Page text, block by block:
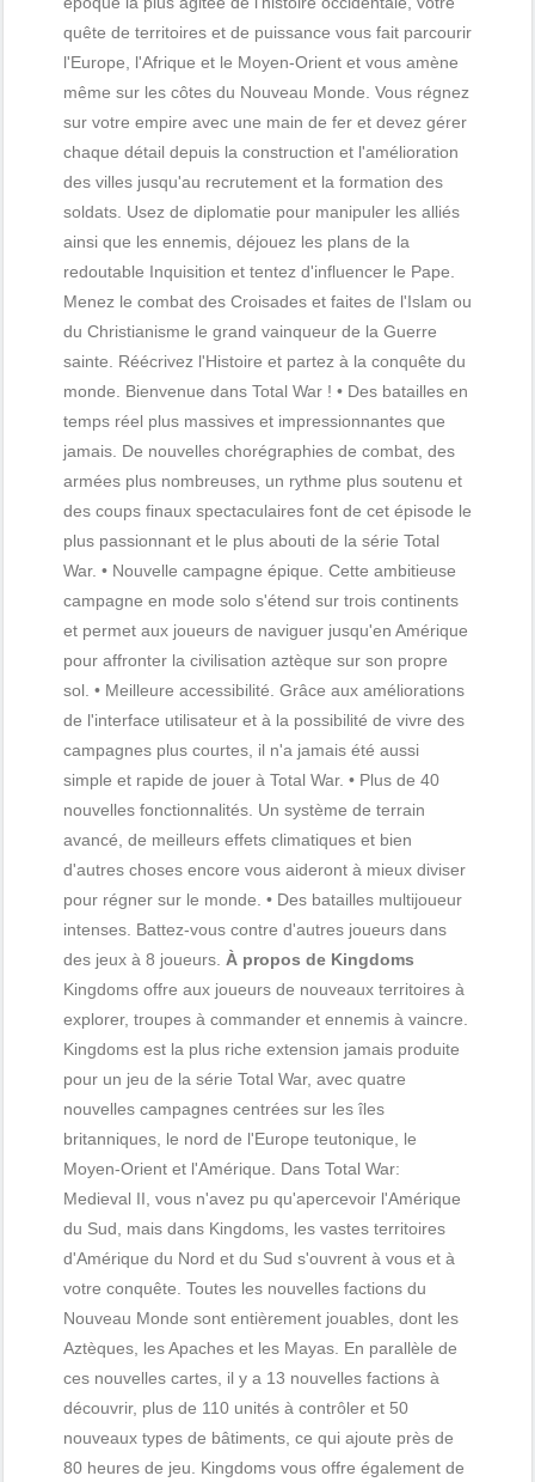
quête de territoires et de puissance vous fait parcourir
l'Europe, l'Afrique et le Moyen-Orient et vous amène
même sur les côtes du Nouveau Monde. Vous régnez
sur votre empire avec une main de fer et devez gérer
chaque détail depuis la construction et l'amélioration
des villes jusqu'au recrutement et la formation des
soldats. Usez de diplomatie pour manipuler les alliés
ainsi que les ennemis, déjouez les plans de la
redoutable Inquisition et tentez d'influencer le Pape.
Menez le combat des Croisades et faites de l'Islam ou
du Christianisme le grand vainqueur de la Guerre
sainte. Réécrivez l'Histoire et partez à la conquête du
monde. Bienvenue dans Total War ! • Des batailles en
temps réel plus massives et impressionnantes que
jamais. De nouvelles chorégraphies de combat, des
armées plus nombreuses, un rythme plus soutenu et
des coups finaux spectaculaires font de cet épisode le
plus passionnant et le plus abouti de la série Total
War. • Nouvelle campagne épique. Cette ambitieuse
campagne en mode solo s'étend sur trois continents
et permet aux joueurs de naviguer jusqu'en Amérique
pour affronter la civilisation aztèque sur son propre
sol. • Meilleure accessibilité. Grâce aux améliorations
de l'interface utilisateur et à la possibilité de vivre des
campagnes plus courtes, il n'a jamais été aussi
simple et rapide de jouer à Total War. • Plus de 40
nouvelles fonctionnalités. Un système de terrain
avancé, de meilleurs effets climatiques et bien
d'autres choses encore vous aideront à mieux diviser
pour régner sur le monde. • Des batailles multijoueur
intenses. Battez-vous contre d'autres joueurs dans
des jeux à 8 joueurs. À propos de Kingdoms
Kingdoms offre aux joueurs de nouveaux territoires à
explorer, troupes à commander et ennemis à vaincre.
Kingdoms est la plus riche extension jamais produite
pour un jeu de la série Total War, avec quatre
nouvelles campagnes centrées sur les îles
britanniques, le nord de l'Europe teutonique, le
Moyen-Orient et l'Amérique. Dans Total War:
Medieval II, vous n'avez pu qu'apercevoir l'Amérique
du Sud, mais dans Kingdoms, les vastes territoires
d'Amérique du Nord et du Sud s'ouvrent à vous et à
votre conquête. Toutes les nouvelles factions du
Nouveau Monde sont entièrement jouables, dont les
Aztèques, les Apaches et les Mayas. En parallèle de
ces nouvelles cartes, il y a 13 nouvelles factions à
découvrir, plus de 110 unités à contrôler et 50
nouveaux types de bâtiments, ce qui ajoute près de
80 heures de jeu. Kingdoms vous offre également de